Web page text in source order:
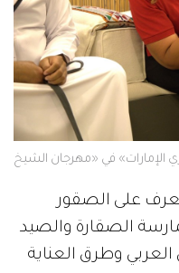
الإمارات» في «مهرجان الشيخ
على الصقور
الصقارة والصيد
وطرق العناية